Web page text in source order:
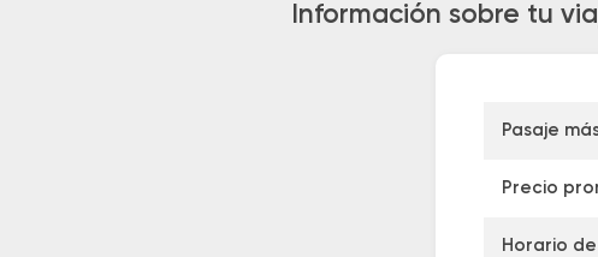
Información sobre tu
Pasaje
Precio
Horario